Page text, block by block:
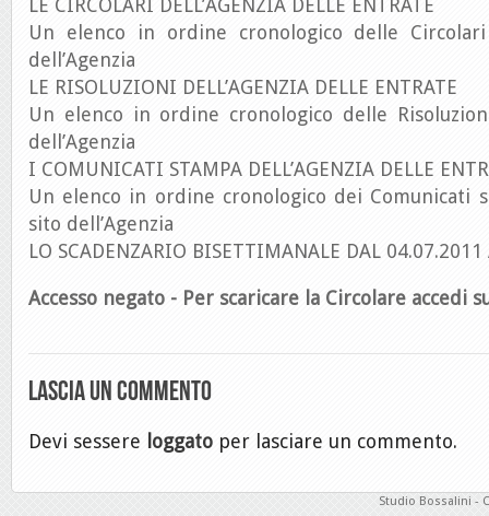
LE CIRCOLARI DELL’AGENZIA DELLE ENTRATE
Un elenco in ordine cronologico delle
dell’Agenzia
LE RISOLUZIONI DELL’AGENZIA DELLE ENTRATE
Un elenco in ordine cronologico delle
dell’Agenzia
I COMUNICATI STAMPA DELL’AGENZIA DELLE
Un elenco in ordine cronologico dei Comunicati
sito dell’Agenzia
LO SCADENZARIO BISETTIMANALE DAL
Accesso negato - Per scaricare la Circolare accedi
Lascia un commento
Devi sessere loggato per lasciare un commento.
Studio Bossalini -